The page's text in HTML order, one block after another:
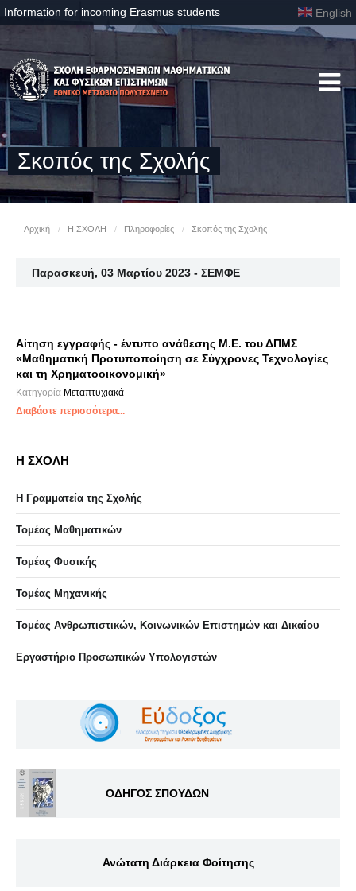
Information for incoming Erasmus students English
Σκοπός της Σχολής
Αρχική / Η ΣΧΟΛΗ / Πληροφορίες / Σκοπός της Σχολής
Παρασκευή, 03 Μαρτίου 2023 - ΣΕΜΦΕ
Αίτηση εγγραφής - έντυπο ανάθεσης Μ.Ε. του ΔΠΜΣ
«Μαθηματική Προτυποποίηση σε Σύγχρονες Τεχνολογίες
και τη Χρηματοοικονομική»
Κατηγορία Μεταπτυχιακά
Διαβάστε περισσότερα...
Η ΣΧΟΛΗ
Η Γραμματεία της Σχολής
Τομέας Μαθηματικών
Τομέας Φυσικής
Τομέας Μηχανικής
Τομέας Ανθρωπιστικών, Κοινωνικών Επιστημών και Δικαίου
Eργαστήριo Προσωπικών Υπολογιστών
ΟΔΗΓΟΣ ΣΠΟΥΔΩΝ
Ανώτατη Διάρκεια Φοίτησης